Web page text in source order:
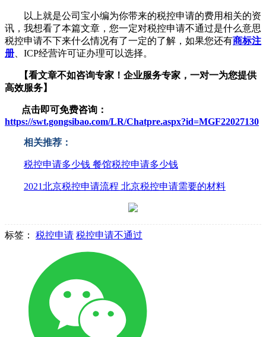
以上就是公司宝小编为你带来的税控申请的费用相关的资
讯，我想看了本篇文章，您一定对税控申请不通过是什么意思
税控申请不下来什么情况有了一定的了解，如果您还有商标注
册
ICP经营许可证办理可以选择。
【看文章不如咨询专家！企业服务专家，一对一为您提供
高效服务】
点击即可免费咨询：
https://swt.gongsibao.com/LR/Chatpre.aspx?id=MGF22027130
相关推荐：
税控申请多少钱 餐馆税控申请多少钱
2021北京税控申请流程 北京税控申请需要的材料
标签： 税控申请 税控申请不通过